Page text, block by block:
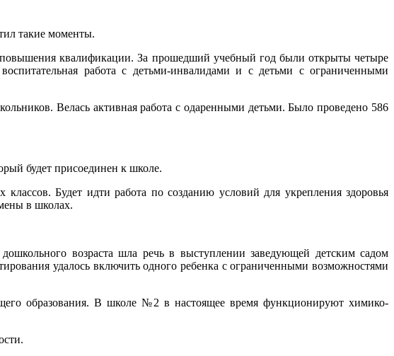
такие моменты.
квалификации. За прошедший учебный год были открыты четыре
работа с детьми-инвалидами и с детьми с ограниченными
Велась активная работа с одаренными детьми. Было проведено 586
будет присоединен к школе.
Будет идти работа по созданию условий для укрепления здоровья
в школах.
возраста шла речь в выступлении заведующей детским садом
удалось включить одного ребенка с ограниченными возможностями
образования. В школе №2 в настоящее время функционируют химико-